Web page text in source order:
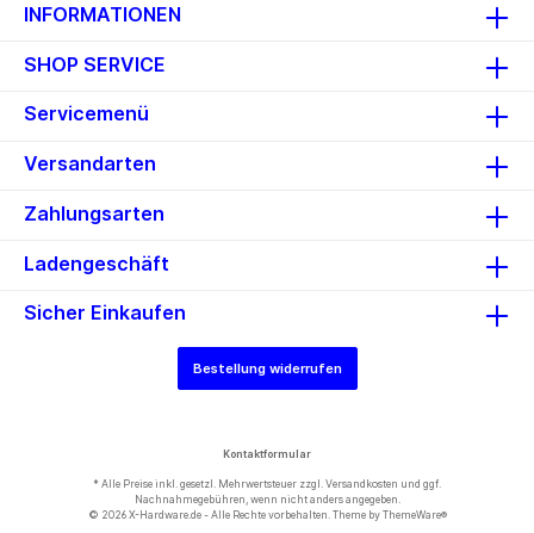
INFORMATIONEN
SHOP SERVICE
Servicemenü
Versandarten
Zahlungsarten
Ladengeschäft
Sicher Einkaufen
Bestellung widerrufen
Kontaktformular
* Alle Preise inkl. gesetzl. Mehrwertsteuer zzgl.Versandkosten und ggf.
Nachnahmegebühren, wenn nicht anders angegeben.
© 2026 X-Hardware.de - Alle Rechte vorbehalten. Theme byThemeWare®